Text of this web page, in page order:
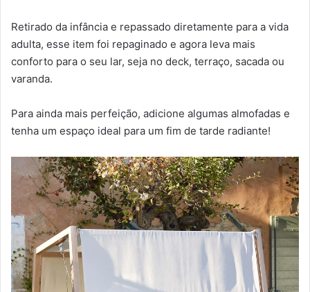
Retirado da infância e repassado diretamente para a vida
adulta, esse item foi repaginado e agora leva mais
conforto para o seu lar, seja no deck, terraço, sacada ou
varanda.
Para ainda mais perfeição, adicione algumas almofadas e
tenha um espaço ideal para um fim de tarde radiante!